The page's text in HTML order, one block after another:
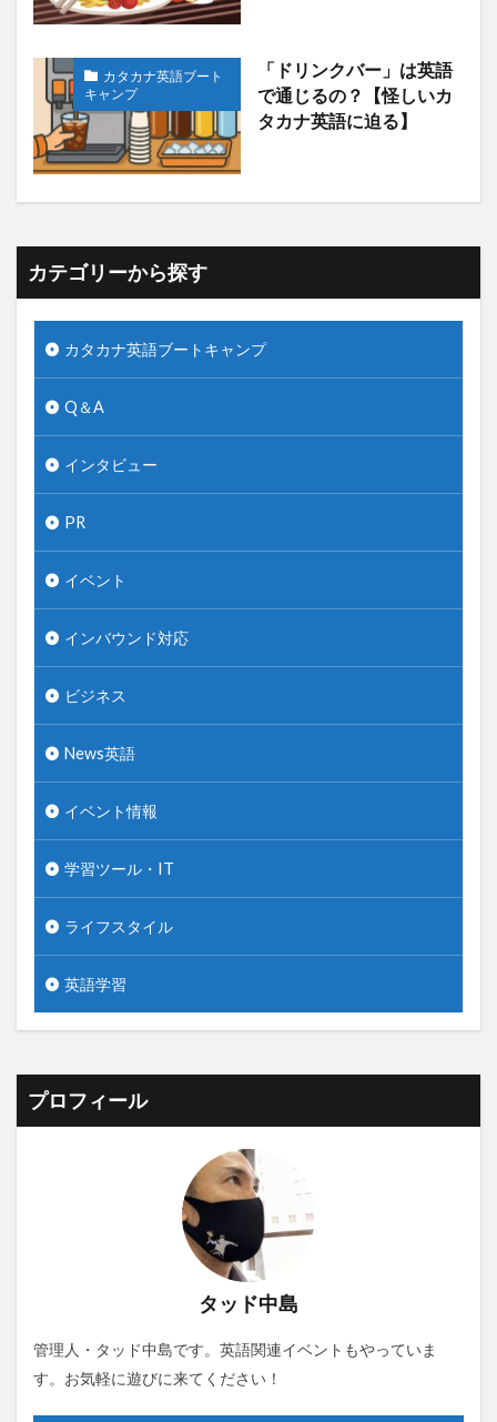
カタカナ英語ブート
キャンプ
「ドリンクバー」は英語
で通じるの？【怪しいカ
タカナ英語に迫る】
カテゴリーから探す
カタカナ英語ブートキャンプ
Q＆A
インタビュー
PR
イベント
インバウンド対応
ビジネス
News英語
イベント情報
学習ツール・IT
ライフスタイル
英語学習
プロフィール
タッド中島
管理人・タッド中島です。英語関連イベントもやっていま
す。お気軽に遊びに来てください！